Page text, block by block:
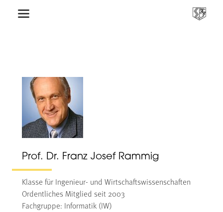
Prof. Dr. Franz Josef Rammig
Klasse für Ingenieur- und Wirtschaftswissenschaften
Ordentliches Mitglied seit 2003
Fachgruppe: Informatik (IW)